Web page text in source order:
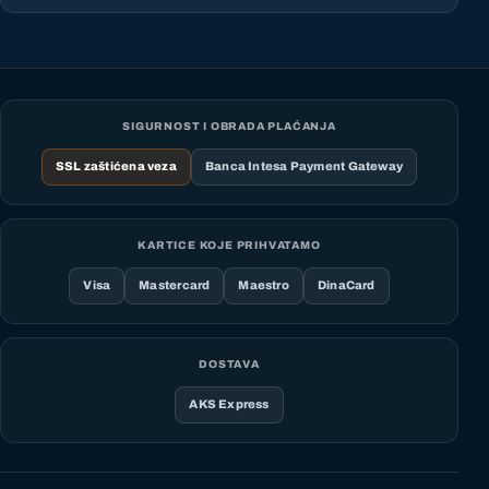
SIGURNOST I OBRADA PLAĆANJA
SSL zaštićena veza Banca Intesa Payment Gateway
KARTICE KOJE PRIHVATAMO
Visa Mastercard Maestro DinaCard
DOSTAVA
AKS Express